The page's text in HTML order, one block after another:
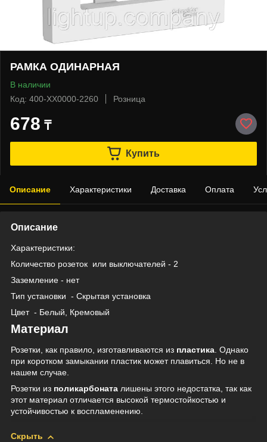
РАМКА ОДИНАРНАЯ
В наличии
Код: 400-XX0000-2260
Розница
678 ₸
Купить
Описание Характеристики Доставка Оплата
Описание
Характеристики:
Количество розеток или выключателей - 2
Заземление - нет
Тип установки - Скрытая установка
Цвет- Белый, Кремовый
Материал
Розетки, как правило, изготавливаются из пластика. Однако
при коротком замыкании пластик может плавиться. Но не в
нашем случае.
Розетки из поликарбоната лишены этого недостатка, так как
этот материал отличается высокой термостойкостью и
устойчивостью к воспламенению.
Скрыть